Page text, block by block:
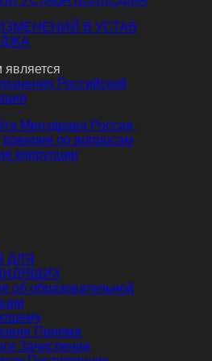
В УСТАВ
является
Российской
Минздрава России,
по вопросам
коррупции
ДЛЯ
об образовательной
Приема
Зачисления